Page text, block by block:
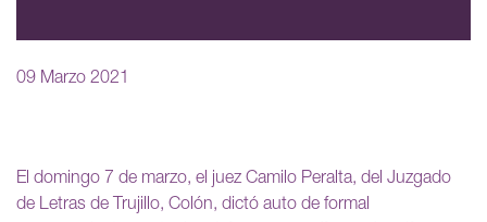
09 Marzo 2021
El domingo 7 de marzo, el juez Camilo Peralta, del Juzgado
de Letras de Trujillo, Colón, dictó auto de formal